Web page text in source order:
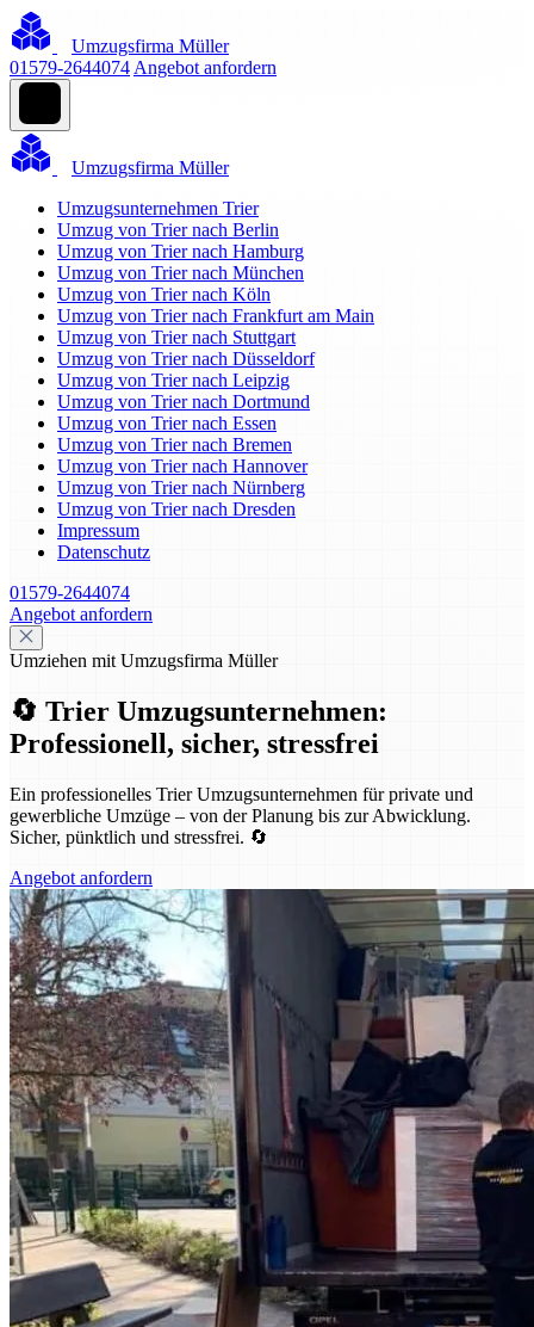
Umzugsfirma Müller
01579-2644074 Angebot anfordern
Umzugsfirma Müller
Umzugsunternehmen Trier
Umzug von Trier nach Berlin
Umzug von Trier nach Hamburg
Umzug von Trier nach München
Umzug von Trier nach Köln
Umzug von Trier nach Frankfurt am Main
Umzug von Trier nach Stuttgart
Umzug von Trier nach Düsseldorf
Umzug von Trier nach Leipzig
Umzug von Trier nach Dortmund
Umzug von Trier nach Essen
Umzug von Trier nach Bremen
Umzug von Trier nach Hannover
Umzug von Trier nach Nürnberg
Umzug von Trier nach Dresden
Impressum
Datenschutz
01579-2644074
Angebot anfordern
Umziehen mit Umzugsfirma Müller
🔄 Trier Umzugsunternehmen:
Professionell, sicher, stressfrei
Ein professionelles Trier Umzugsunternehmen für private und
gewerbliche Umzüge – von der Planung bis zur Abwicklung.
Sicher, pünktlich und stressfrei. 🔄
Angebot anfordern